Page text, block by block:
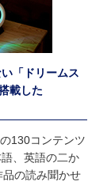
「ドリームス
載した
130コンテンツ
、英語の二か
の読み聞かせ